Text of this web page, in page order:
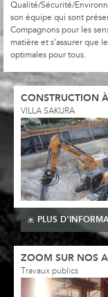
Qualité/Sécurité/
son équipe qui sont
Compagnons pour les
matière et s’assurer que
optimales pour tous.
CONSTRUCTION
VILLA SAKURA
PLUS
ZOOM SUR NOS
Travaux publics